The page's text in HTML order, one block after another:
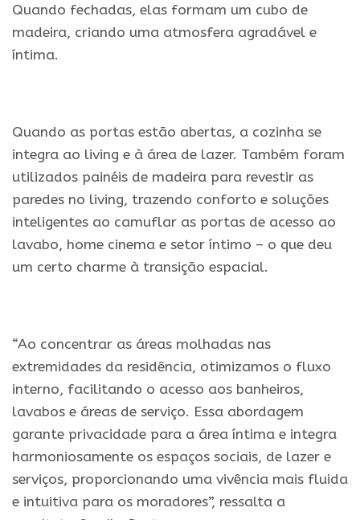
Quando fechadas, elas formam um cubo de
madeira, criando uma atmosfera agradável e
íntima.
Quando as portas estão abertas, a cozinha se
integra ao living e à área de lazer. Também foram
utilizados painéis de madeira para revestir as
paredes no living, trazendo conforto e soluções
inteligentes ao camuflar as portas de acesso ao
lavabo, home cinema e setor íntimo – o que deu
um certo charme à transição espacial.
“Ao concentrar as áreas molhadas nas
extremidades da residência, otimizamos o fluxo
interno, facilitando o acesso aos banheiros,
lavabos e áreas de serviço. Essa abordagem
garante privacidade para a área íntima e integra
harmoniosamente os espaços sociais, de lazer e
serviços, proporcionando uma vivência mais fluida
e intuitiva para os moradores”, ressalta a